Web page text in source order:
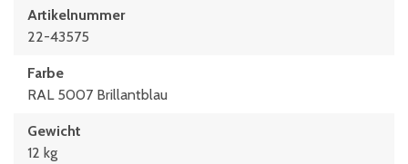
Artikelnummer
22-43575
Farbe
RAL 5007 Brillantblau
Gewicht
12 kg